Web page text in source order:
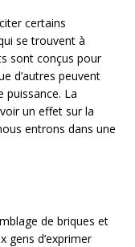
certains
se trouvent à
sont conçus pour
d’autres peuvent
La
un effet sur la
entrons dans une
de briques et
gens d’exprimer